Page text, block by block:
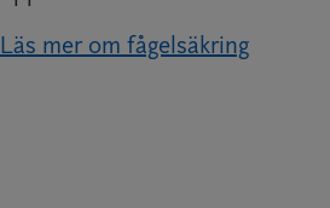
Läs mer om fågelsäkring